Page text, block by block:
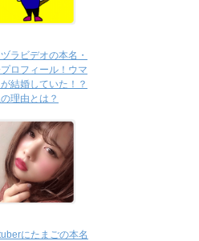
ラビデオの本名・
ロフィール！ウマ
結婚していた！？
理由とは？
にたまごの本名